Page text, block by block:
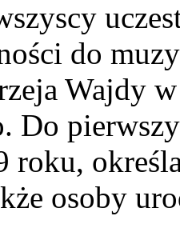
do
Wajdy
Do
roku,
osoby